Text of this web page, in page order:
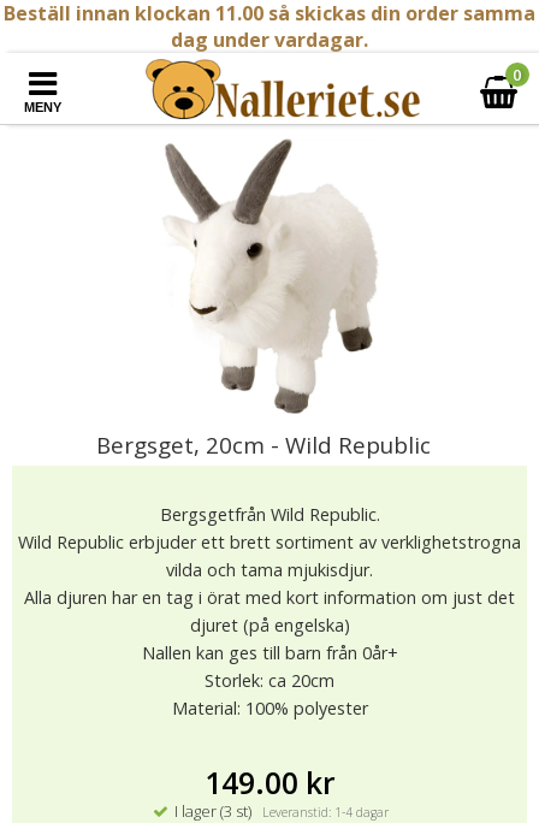
Beställ innan klockan 11.00 så skickas din order samma
dag under vardagar.
MENY
0
Bergsget, 20cm - Wild Republic
Bergsgetfrån Wild Republic.
Wild Republic erbjuder ett brett sortiment av verklighetstrogna
vilda och tama mjukisdjur.
Alla djuren har en tag i örat med kort information om just det
djuret (på engelska)
Nallen kan ges till barn från 0år+
Storlek: ca 20cm
Material: 100% polyester
149.00 kr
I lager (3 st) Leveranstid: 1-4 dagar